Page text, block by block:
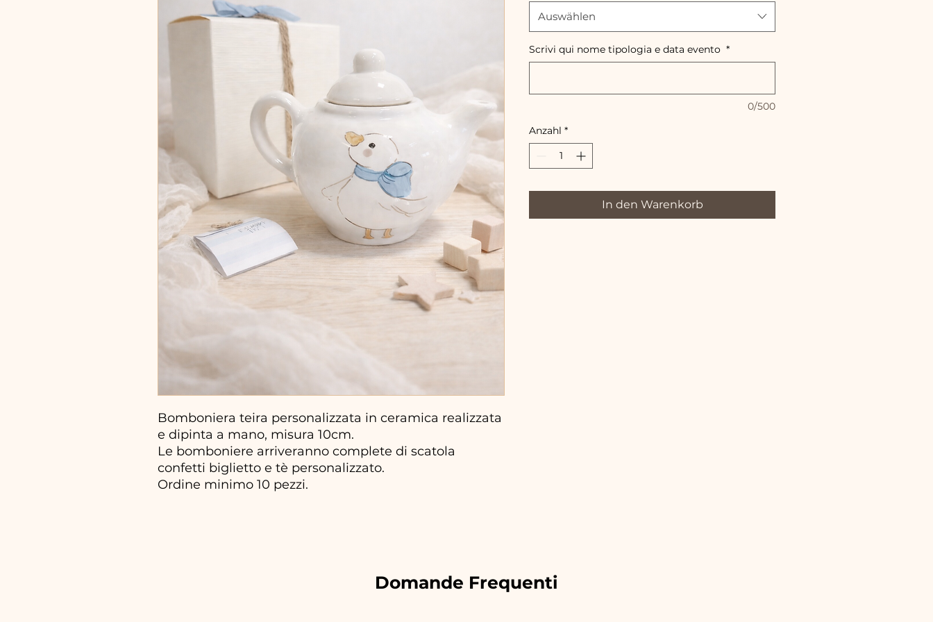
Bomboniera teira personalizzata in ceramica realizzata
e dipinta a mano, misura 10cm.
Le bomboniere arriveranno complete di scatola
confetti biglietto e tè personalizzato.
Ordine minimo 10 pezzi.
Auswählen
Scrivi qui nome tipologia e data evento *
0/500
Anzahl *
In den Warenkorb
Domande Frequenti